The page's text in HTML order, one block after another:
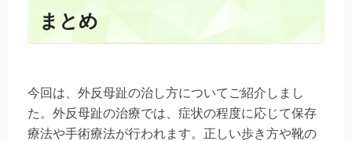
まとめ
今回は、外反母趾の治し方についてご紹介しまし
た。外反母趾の治療では、症状の程度に応じて保存
療法や手術療法が行われます。正しい歩き方や靴の